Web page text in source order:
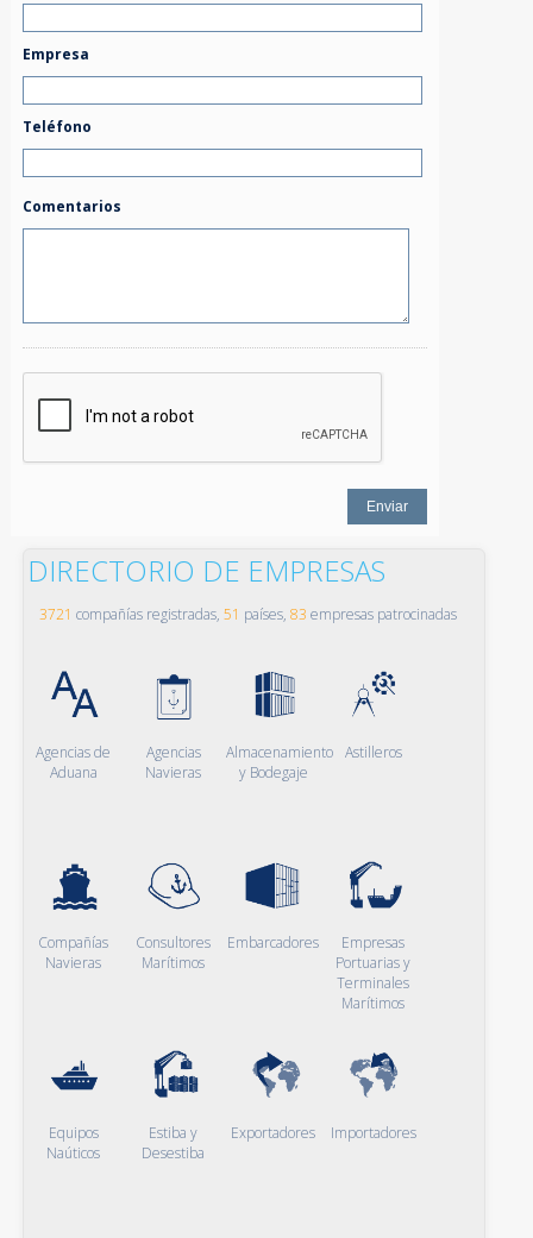
Empresa
Teléfono
Comentarios
DIRECTORIO DE EMPRESAS
3721 compañías registradas, 51 países, 83 empresas patrocinadas
Agencias de
Aduana
Agencias
Navieras
Almacenamiento
y Bodegaje
Astilleros
Compañías
Navieras
Consultores
Marítimos
Embarcadores
Empresas
Portuarias y
Terminales
Marítimos
Equipos
Naúticos
Estiba y
Desestiba
Exportadores Importadores